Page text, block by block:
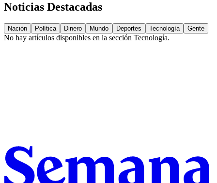
Noticias Destacadas
Nación Política Dinero Mundo Deportes Tecnología Gente
No hay artículos disponibles en la sección Tecnología.